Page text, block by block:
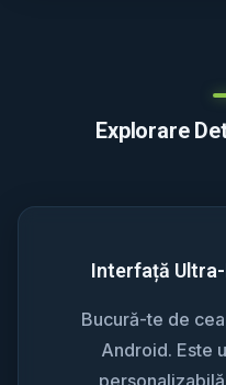
Explorare
Interfață
Bucură-te de
Android. Este